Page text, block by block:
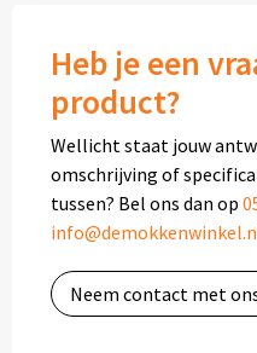
Heb je een
product?
Wellicht staat jouw
omschrijving of
tussen? Bel ons dan op
Neem contact met